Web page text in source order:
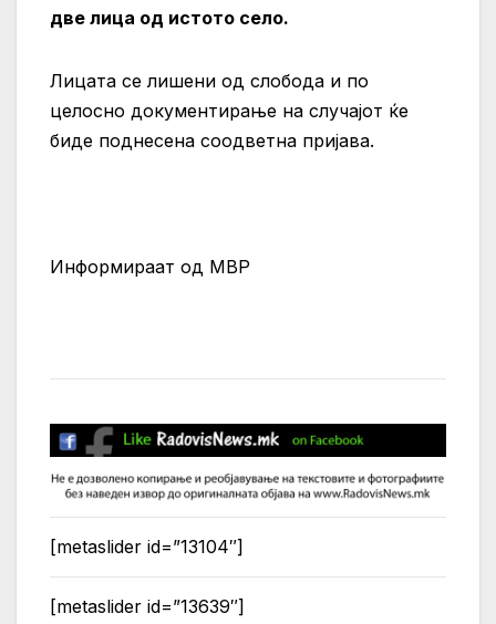
две лица од истото село.
Лицата се лишени од слобода и по
целосно документирање на случајот ќе
биде поднесена соодветна пријава.
Информираат од МВР
[metaslider id=”13104″]
[metaslider id=”13639″]